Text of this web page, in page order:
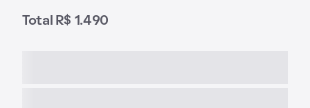
Total R$ 1.490